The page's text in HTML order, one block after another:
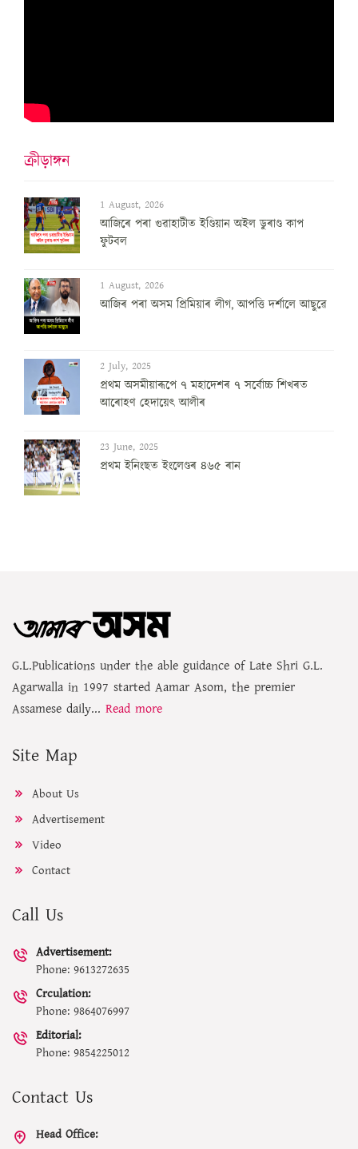
ক্ৰীড়াঙ্গন
1 August, 2026
আজিৰে পৰা গুৱাহাটীত ইণ্ডিয়ান অইল ডুৰাণ্ড কাপ
ফুটবল
1 August, 2026
আজিৰ পৰা অসম প্ৰিমিয়াৰ লীগ, আপত্তি দৰ্শালে আছুৱে
2 July, 2025
প্ৰথম অসমীয়াৰূপে ৭ মহাদেশৰ ৭ সৰ্বোচ্চ শিখৰত
আৰোহণ হেদায়েৎ আলীৰ
23 June, 2025
প্ৰথম ইনিংছত ইংলেণ্ডৰ ৪৬৫ ৰান
G.L.Publications under the able guidance of Late Shri G.L.
Agarwalla in 1997 started Aamar Asom, the premier
Assamese daily... Read more
Site Map
About Us
Advertisement
Video
Contact
Call Us
Advertisement:
Phone: 9613272635
Crculation:
Phone: 9864076997
Editorial:
Phone: 9854225012
Contact Us
Head Office: